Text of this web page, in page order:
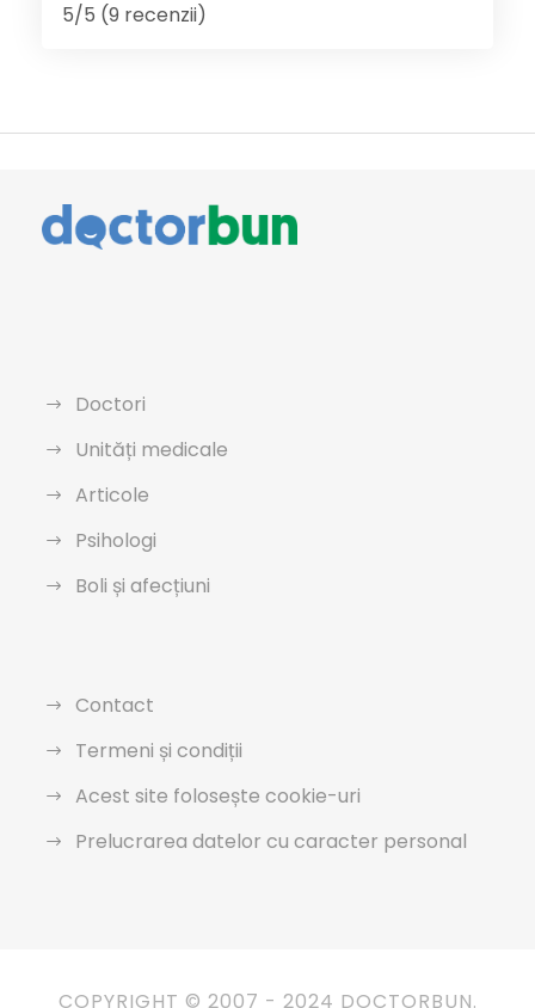
5/5 (9 recenzii)
Doctori
Unități medicale
Articole
Psihologi
Boli și afecțiuni
Contact
Termeni și condiții
Acest site folosește cookie-uri
Prelucrarea datelor cu caracter personal
COPYRIGHT © 2007 - 2024 DOCTORBUN.